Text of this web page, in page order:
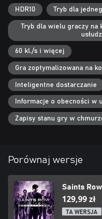
HDR10 Tryb dla
Tryb dla wielu graczy na
60 kl./s i więcej
Gra zoptymalizowana na
Inteligentne dostarczanie
Informacje o obecności w
Zapisy stanu gry w
Porównaj wersje
Saints
129,99 zł
TA WERSJA